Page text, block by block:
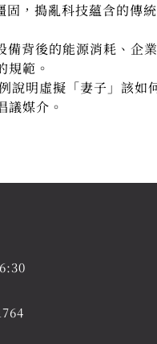
，搗亂科技蘊含的傳
背後的能源消耗、企
規範。
明虛擬「妻子」該如
議媒介。